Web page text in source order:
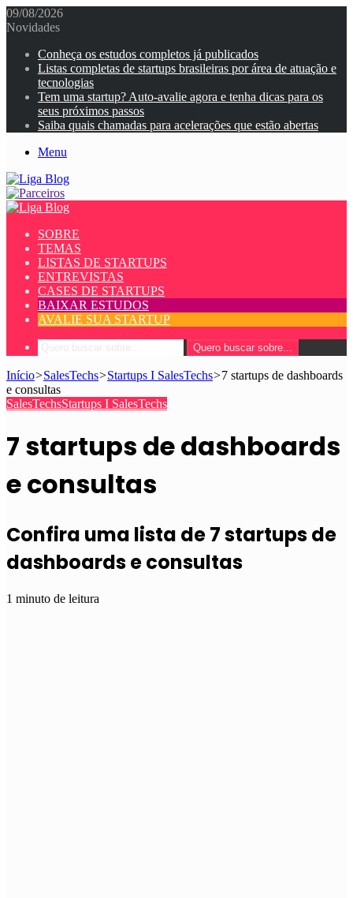
09/08/2026
Novidades
Conheça os estudos completos já publicados
Listas completas de startups brasileiras por área de atuação e
tecnologias
Tem uma startup? Auto-avalie agora e tenha dicas para os
seus próximos passos
Saiba quais chamadas para acelerações que estão abertas
Menu
SOBRE
TEMAS
LISTAS DE STARTUPS
ENTREVISTAS
CASES DE STARTUPS
BAIXAR ESTUDOS
AVALIE SUA STARTUP
Quero buscar sobre...
Início>SalesTechs>Startups I SalesTechs>7 startups de dashboards
e consultas
SalesTechsStartups I SalesTechs
7 startups de dashboards
e consultas
Confira uma lista de 7 startups de
dashboards e consultas
1 minuto de leitura